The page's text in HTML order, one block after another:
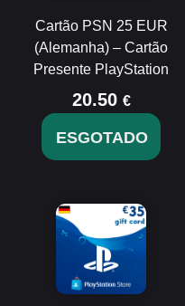
Cartão PSN 25 EUR
(Alemanha) – Cartão
Presente PlayStation
20.50 €
ESGOTADO